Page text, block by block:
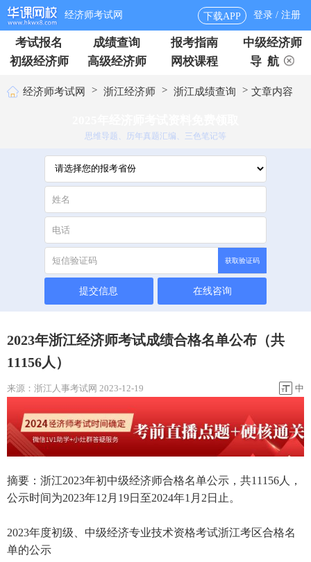
经济师考试网 下载APP 登录 / 注册
考试报名 成绩查询 报考指南
中级经济师
初级经济师
高级经济师 网校课程 导 航
经济师考试网 > 浙江经济师 > 浙江成绩查询 > 文章内容
思维导题、历年真题汇编、三色笔记等
获取验证码
提交信息 在线咨询
2023年浙江经济师考试成绩合格名单公布（共
11156人）
来源： 浙江人事考试网 2023-12-19 中
摘要：浙江2023年初中级经济师合格名单公示，共11156人，
公示时间为2023年12月19日至2024年1月2日止。
2023年度初级、中级经济专业技术资格考试浙江考区合格名
单的公示